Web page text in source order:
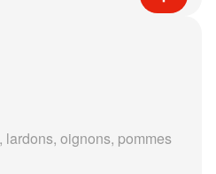
oignons, pommes